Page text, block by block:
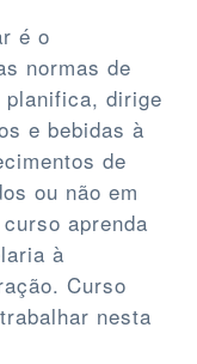
é o
normas de
planifica, dirige
e bebidas à
de
ou não em
aprenda
à
Curso
nesta